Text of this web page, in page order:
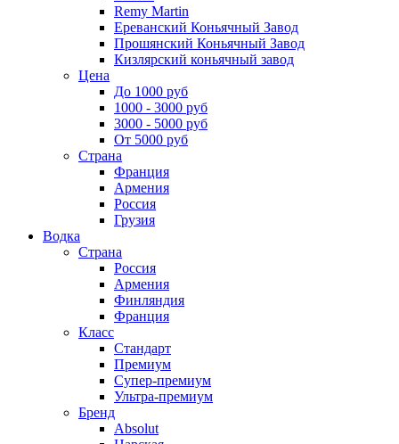
Remy Martin
Ереванский Коньячный Завод
Прошянский Коньячный Завод
Кизлярский коньячный завод
Цена
До 1000 руб
1000 - 3000 руб
3000 - 5000 руб
От 5000 руб
Страна
Франция
Армения
Россия
Грузия
Водка
Страна
Россия
Армения
Финляндия
Франция
Класс
Стандарт
Премиум
Супер-премиум
Ультра-премиум
Бренд
Absolut